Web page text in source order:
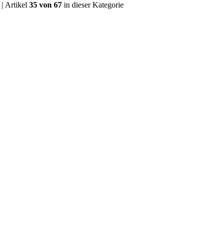
| Artikel 35 von 67 in dieser Kategorie